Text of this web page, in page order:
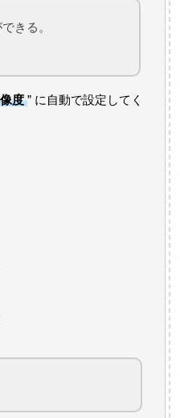
きる。
度” に自動で設定してく